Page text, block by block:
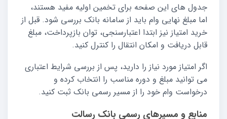
جدول های این صفحه برای تخمین اولیه مفید هستند،
اما مبلغ نهایی وام باید از سامانه بانک بررسی شود. قبل از
خرید امتیاز نیز ابتدا اعتبارسنجی، توان بازپرداخت، مبلغ
قابل دریافت و امکان انتقال را کنترل کنید.
اگر امتیاز مورد نیاز را دارید، پس از بررسی شرایط اعتباری
می توانید مبلغ و دوره مناسب را انتخاب کرده و
درخواست وام خود را از مسیر رسمی بانک ثبت کنید.
منابع و مسیرهای رسمی بانک رسالت